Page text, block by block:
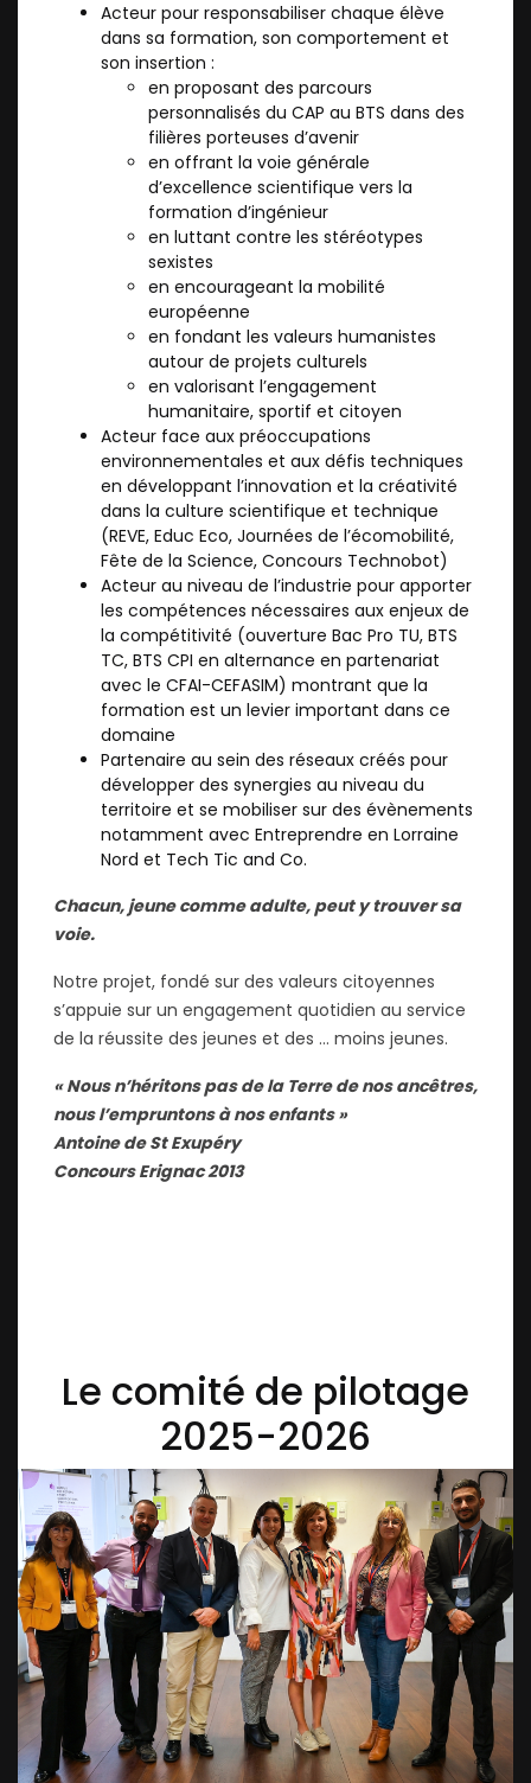
Acteur pour responsabiliser chaque élève
dans sa formation, son comportement et
son insertion :
en proposant des parcours
personnalisés du CAP au BTS dans des
filières porteuses d’avenir
en offrant la voie générale
d’excellence scientifique vers la
formation d’ingénieur
en luttant contre les stéréotypes
sexistes
en encourageant la mobilité
européenne
en fondant les valeurs humanistes
autour de projets culturels
en valorisant l’engagement
humanitaire, sportif et citoyen
Acteur face aux préoccupations
environnementales et aux défis techniques
en développant l’innovation et la créativité
dans la culture scientifique et technique
(REVE, Educ Eco, Journées de l’écomobilité,
Fête de la Science, Concours Technobot)
Acteur au niveau de l’industrie pour apporter
les compétences nécessaires aux enjeux de
la compétitivité (ouverture Bac Pro TU, BTS
TC, BTS CPI en alternance en partenariat
avec le CFAI-CEFASIM) montrant que la
formation est un levier important dans ce
domaine
Partenaire au sein des réseaux créés pour
développer des synergies au niveau du
territoire et se mobiliser sur des évènements
notamment avec Entreprendre en Lorraine
Nord et Tech Tic and Co.
Chacun, jeune comme adulte, peut y trouver sa
voie.
Notre projet, fondé sur des valeurs citoyennes
s’appuie sur un engagement quotidien au service
de la réussite des jeunes et des … moins jeunes.
« Nous n’héritons pas de la Terre de nos ancêtres,
nous l’empruntons à nos enfants »
Antoine de St Exupéry
Concours Erignac 2013
Le comité de pilotage
2025-2026